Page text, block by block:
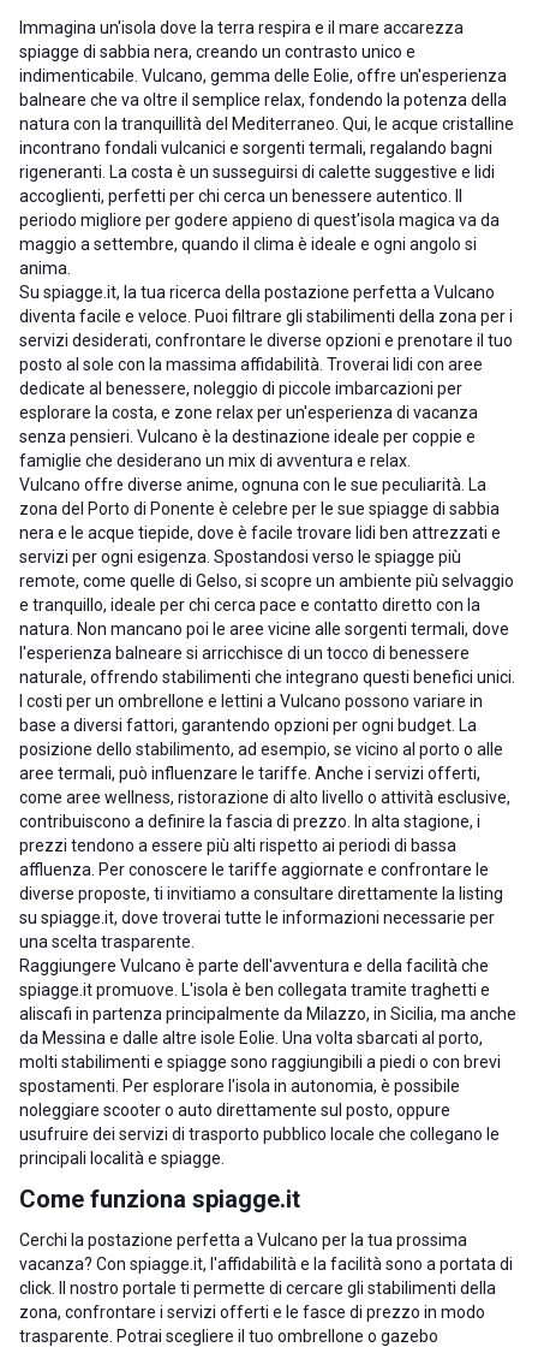
Immagina un'isola dove la terra respira e il mare accarezza
spiagge di sabbia nera, creando un contrasto unico e
indimenticabile. Vulcano, gemma delle Eolie, offre un'esperienza
balneare che va oltre il semplice relax, fondendo la potenza della
natura con la tranquillità del Mediterraneo. Qui, le acque cristalline
incontrano fondali vulcanici e sorgenti termali, regalando bagni
rigeneranti. La costa è un susseguirsi di calette suggestive e lidi
accoglienti, perfetti per chi cerca un benessere autentico. Il
periodo migliore per godere appieno di quest'isola magica va da
maggio a settembre, quando il clima è ideale e ogni angolo si
anima.
Su spiagge.it, la tua ricerca della postazione perfetta a Vulcano
diventa facile e veloce. Puoi filtrare gli stabilimenti della zona per i
servizi desiderati, confrontare le diverse opzioni e prenotare il tuo
posto al sole con la massima affidabilità. Troverai lidi con aree
dedicate al benessere, noleggio di piccole imbarcazioni per
esplorare la costa, e zone relax per un'esperienza di vacanza
senza pensieri. Vulcano è la destinazione ideale per coppie e
famiglie che desiderano un mix di avventura e relax.
Vulcano offre diverse anime, ognuna con le sue peculiarità. La
zona del Porto di Ponente è celebre per le sue spiagge di sabbia
nera e le acque tiepide, dove è facile trovare lidi ben attrezzati e
servizi per ogni esigenza. Spostandosi verso le spiagge più
remote, come quelle di Gelso, si scopre un ambiente più selvaggio
e tranquillo, ideale per chi cerca pace e contatto diretto con la
natura. Non mancano poi le aree vicine alle sorgenti termali, dove
l'esperienza balneare si arricchisce di un tocco di benessere
naturale, offrendo stabilimenti che integrano questi benefici unici.
I costi per un ombrellone e lettini a Vulcano possono variare in
base a diversi fattori, garantendo opzioni per ogni budget. La
posizione dello stabilimento, ad esempio, se vicino al porto o alle
aree termali, può influenzare le tariffe. Anche i servizi offerti,
come aree wellness, ristorazione di alto livello o attività esclusive,
contribuiscono a definire la fascia di prezzo. In alta stagione, i
prezzi tendono a essere più alti rispetto ai periodi di bassa
affluenza. Per conoscere le tariffe aggiornate e confrontare le
diverse proposte, ti invitiamo a consultare direttamente la listing
su spiagge.it, dove troverai tutte le informazioni necessarie per
una scelta trasparente.
Raggiungere Vulcano è parte dell'avventura e della facilità che
spiagge.it promuove. L'isola è ben collegata tramite traghetti e
aliscafi in partenza principalmente da Milazzo, in Sicilia, ma anche
da Messina e dalle altre isole Eolie. Una volta sbarcati al porto,
molti stabilimenti e spiagge sono raggiungibili a piedi o con brevi
spostamenti. Per esplorare l'isola in autonomia, è possibile
noleggiare scooter o auto direttamente sul posto, oppure
usufruire dei servizi di trasporto pubblico locale che collegano le
principali località e spiagge.
Come funziona spiagge.it
Cerchi la postazione perfetta a Vulcano per la tua prossima
vacanza? Con spiagge.it, l'affidabilità e la facilità sono a portata di
click. Il nostro portale ti permette di cercare gli stabilimenti della
zona, confrontare i servizi offerti e le fasce di prezzo in modo
trasparente. Potrai scegliere il tuo ombrellone o gazebo